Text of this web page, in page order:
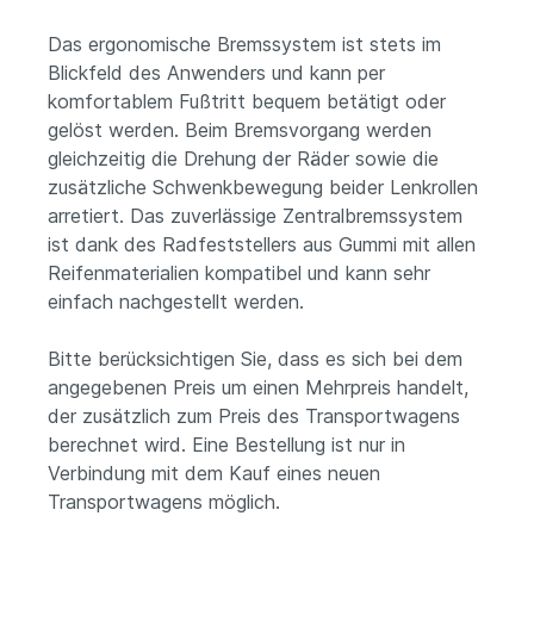
Das ergonomische Bremssystem ist stets im
Blickfeld des Anwenders und kann per
komfortablem Fußtritt bequem betätigt oder
gelöst werden. Beim Bremsvorgang werden
gleichzeitig die Drehung der Räder sowie die
zusätzliche Schwenkbewegung beider Lenkrollen
arretiert. Das zuverlässige Zentralbremssystem
ist dank des Radfeststellers aus Gummi mit allen
Reifenmaterialien kompatibel und kann sehr
einfach nachgestellt werden.
Bitte berücksichtigen Sie, dass es sich bei dem
angegebenen Preis um einen Mehrpreis handelt,
der zusätzlich zum Preis des Transportwagens
berechnet wird. Eine Bestellung ist nur in
Verbindung mit dem Kauf eines neuen
Transportwagens möglich.